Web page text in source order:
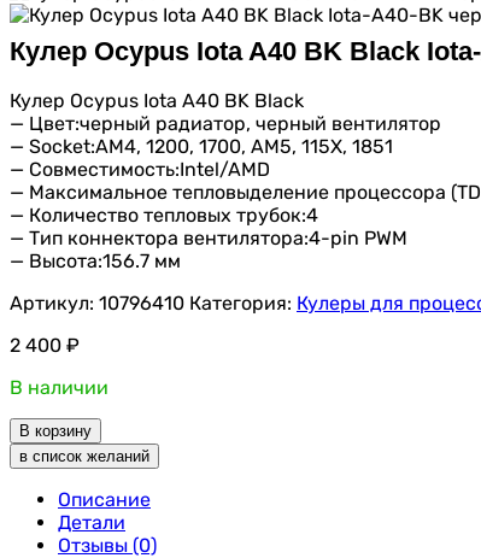
Кулер Ocypus Iota A40 BK Black
Кулер Ocypus Iota A40 BK Black
— Цвет:черный радиатор, черный вентилятор
— Socket:AM4, 1200, 1700, AM5, 115X, 1851
— Совместимость:Intel/AMD
— Максимальное тепловыделение процессора
— Количество тепловых трубок:4
— Тип коннектора вентилятора:4-pin PWM
— Высота:156.7 мм
Артикул: 10796410 Категория: Кулеры для
2 400 ₽
В наличии
В корзину
в список желаний
Описание
Детали
Отзывы (0)